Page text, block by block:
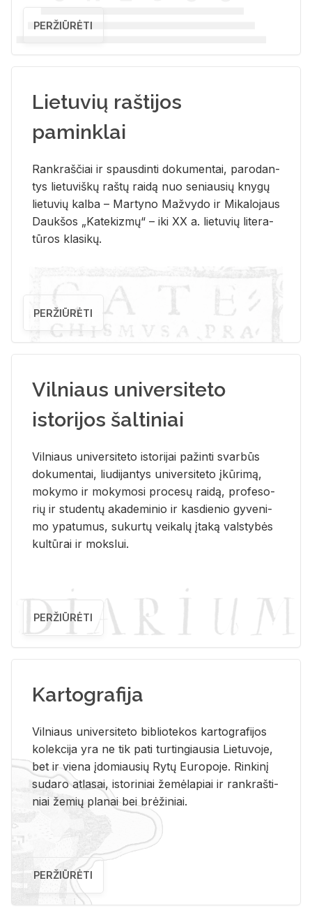
PERŽIŪRĖTI
Lietuvių raštijos
paminklai
Rank­raš­čiai ir spaus­din­ti do­ku­men­tai, pa­ro­dan­
tys lie­tu­viš­kų raš­tų rai­dą nuo se­niau­sių kny­gų
lie­tu­vių kal­ba – Mar­ty­no Ma­žvy­do ir Mi­ka­lo­jaus
Dauk­šos „Ka­te­kiz­mų“ – iki XX a. lie­tu­vių li­te­ra­
tū­ros kla­si­kų.
PERŽIŪRĖTI
Vilniaus universiteto
istorijos šaltiniai
Vil­niaus uni­ver­si­te­to is­to­ri­jai pa­žin­ti svar­būs
do­ku­men­tai, liu­di­jan­tys uni­ver­si­te­to įkū­ri­mą,
mo­ky­mo ir mo­ky­mo­si pro­ce­sų rai­dą, pro­fe­so­
rių ir stu­den­tų aka­de­mi­nio ir kas­die­nio gy­ve­ni­
mo ypa­tu­mus, su­kur­tų vei­ka­lų įta­ką vals­ty­bės
kul­tū­rai ir moks­lui.
PERŽIŪRĖTI
Kartografija
Vil­niaus uni­ver­si­te­to bi­b­lio­te­kos kar­to­gra­fi­jos
ko­lek­ci­ja yra ne tik pati tur­tin­giau­sia Lie­tu­vo­je,
bet ir vie­na įdo­miau­sių Rytų Eu­ro­po­je. Rin­ki­nį
su­da­ro at­la­sai, is­to­ri­niai že­mė­la­piai ir rank­raš­ti­
niai že­mių pla­nai bei brė­ži­niai.
PERŽIŪRĖTI